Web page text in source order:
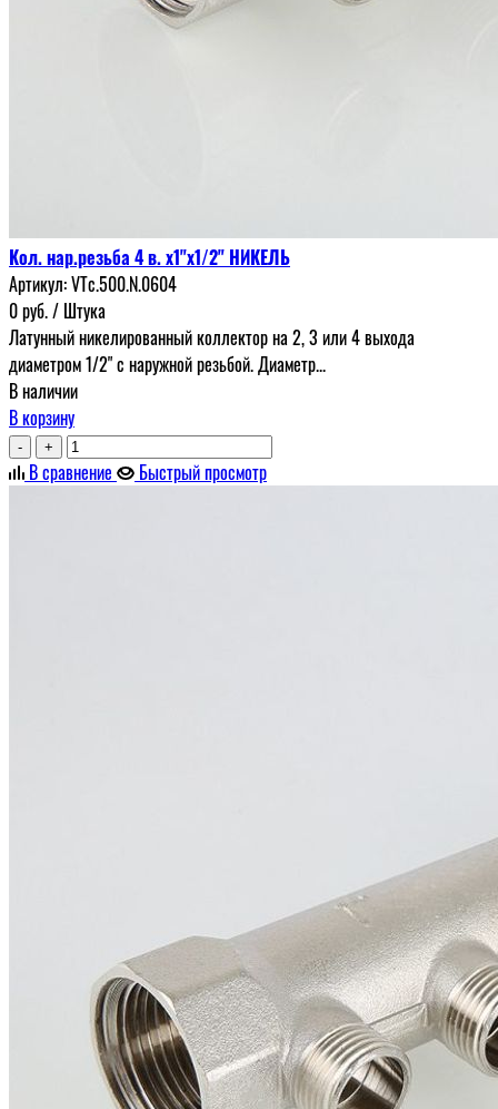
Кол. нар.резьба 4 в. х1"х1/2" НИКЕЛЬ
Артикул:VTc.500.N.0604
0руб./ Штука
Латунный никелированный коллектор на 2, 3 или 4 выхода
диаметром 1/2" с наружной резьбой. Диаметр...
В наличии
В корзину
- +
В сравнение Быстрый просмотр